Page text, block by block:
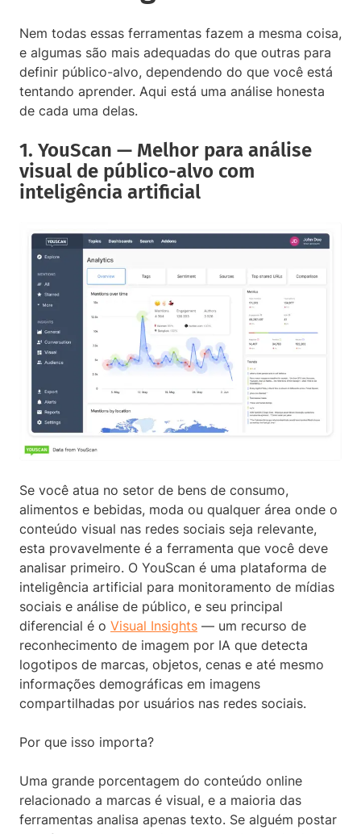
Nem todas essas ferramentas fazem a mesma coisa,
e algumas são mais adequadas do que outras para
definir público-alvo, dependendo do que você está
tentando aprender. Aqui está uma análise honesta
de cada uma delas.
1. YouScan — Melhor para análise
visual de público-alvo com
inteligência artificial
Se você atua no setor de bens de consumo,
alimentos e bebidas, moda ou qualquer área onde o
conteúdo visual nas redes sociais seja relevante,
esta provavelmente é a ferramenta que você deve
analisar primeiro. O YouScan é uma plataforma de
inteligência artificial para monitoramento de mídias
sociais e análise de público, e seu principal
diferencial é o Visual Insights — um recurso de
reconhecimento de imagem por IA que detecta
logotipos de marcas, objetos, cenas e até mesmo
informações demográficas em imagens
compartilhadas por usuários nas redes sociais.
Por que isso importa?
Uma grande porcentagem do conteúdo online
relacionado a marcas é visual, e a maioria das
ferramentas analisa apenas texto. Se alguém postar